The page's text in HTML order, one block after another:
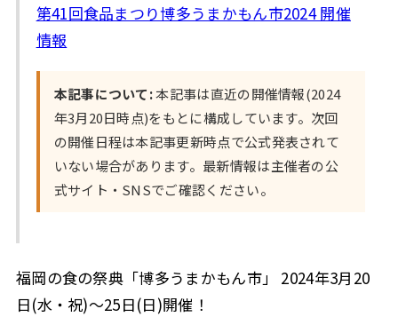
第41回食品まつり博多うまかもん市2024 開催
情報
本記事について:本記事は直近の開催情報(2024
年3月20日時点)をもとに構成しています。次回
の開催日程は本記事更新時点で公式発表されて
いない場合があります。最新情報は主催者の公
式サイト・SNSでご確認ください。
福岡の食の祭典「博多うまかもん市」 2024年3月20
日(水・祝)～25日(日)開催！